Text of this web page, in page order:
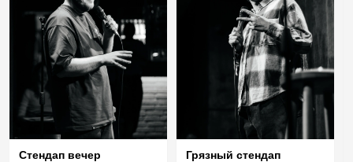
Стендап вечер Грязный стендап